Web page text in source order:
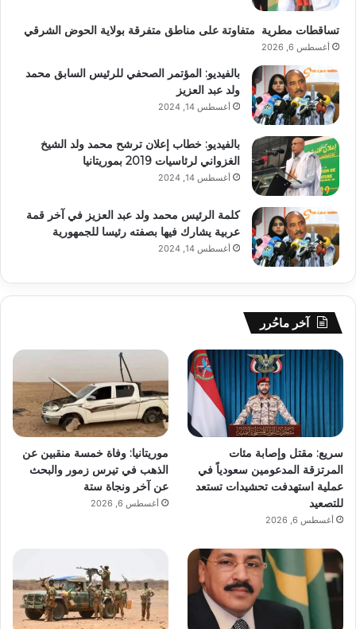
تساقطات مطرية متفاوتة على مناطق متفرقة بولاية الحوض الشرقي
أغسطس 6, 2026
بالفيديو: المؤتمر الصحفي للرئيس السابق محمد
ولد عبد العزيز
أغسطس 14, 2024
بالفيديو: خطاب إعلان ترشح محمد ولد الشيخ
الغزواني لرئاسيات 2019 بموريتانيا
أغسطس 14, 2024
كلمة الرئيس محمد ولد عبد العزيز في آخر قمة
عربية يشارك فيها بصفته رئيسا للجمهورية
أغسطس 14, 2024
آخر ماحُرر
سريع: مقتل وإصابة مئات
المرتزقة المدعومين سعودياً في
عملية استهدفت تحشيدات تستعد
للتصعيد
أغسطس 6, 2026
موريتانيا: وفاة خمسة منقبين عن
الذهب في تيرس زمور والبحث
عن آخر ونجاة ستة
أغسطس 6, 2026